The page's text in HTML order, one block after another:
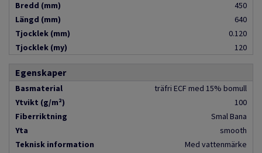
Bredd (mm)
450
Längd (mm)
640
Tjocklek (mm)
0.120
Tjocklek (my)
120
Egenskaper
Basmaterial
träfri ECF med 15% bomull
Ytvikt (g/m²)
100
Fiberriktning
Smal Bana
Yta
smooth
Teknisk information
Med vattenmärke